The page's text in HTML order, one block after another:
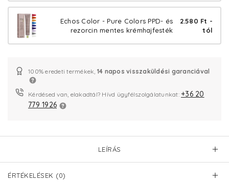
Echos Color - Pure Colors PPD- és
rezorcin mentes krémhajfesték
2.580 Ft -
tól
100% eredeti termékek, 14 napos visszaküldési garanciával
Kérdésed van, elakadtál? Hívd ügyfélszolgálatunkat: +36 20
779 1926
LEÍRÁS
ÉRTÉKELÉSEK (0)